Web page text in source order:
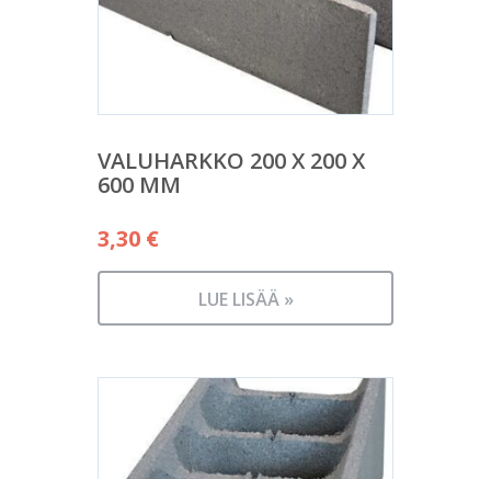
VALUHARKKO 200 X 200 X
600 MM
3,30 €
LUE LISÄÄ »